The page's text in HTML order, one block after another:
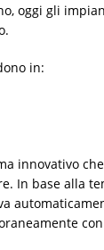
oggi gli
in:
innovativo
In base alla